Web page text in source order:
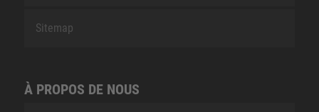
Sitemap
À PROPOS DE NOUS